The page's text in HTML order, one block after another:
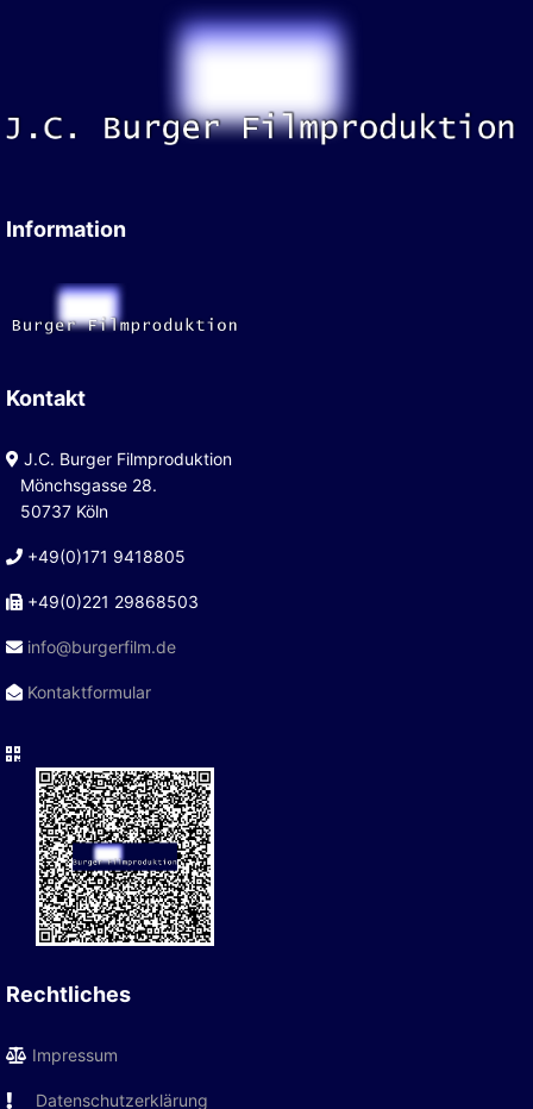
Information
Kontakt
J.C. Burger Filmproduktion
Mönchsgasse 28.
50737 Köln
+49(0)171 9418805
+49(0)221 29868503
info@burgerfilm.de
Kontaktformular
Rechtliches
Impressum
Datenschutzerklärung